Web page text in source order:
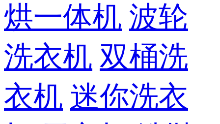
烘一体机 波轮
洗衣机 双桶洗
衣机 迷你洗衣